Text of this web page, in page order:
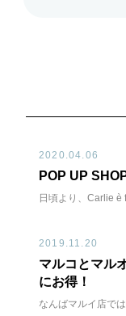
2020.04.06
POP UP
日頃より、Carlie è
2019.11.20
マルコとマル
にお得！
なんばマルイ店で